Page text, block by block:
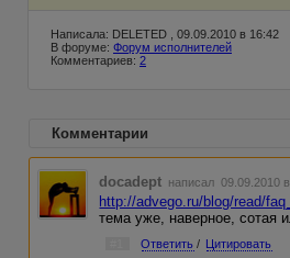
Написала: DELETED , 09.09.2010 в 16:42
В форуме: Форум исполнителей
Комментариев: 2
Комментарии
docadept написал 09.09.2010
http://advego.ru/blog/read/
тема уже, наверное, сотая
Ответить / Цитировать